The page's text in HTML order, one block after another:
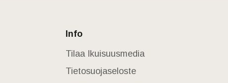
Info
Tilaa Ikuisuusmedia
Tietosuojaseloste